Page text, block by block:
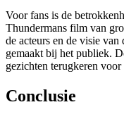
Voor fans is de
Thundermans film van
de acteurs en de visie van
gemaakt bij het publiek.
gezichten terugkeren
Conclusie